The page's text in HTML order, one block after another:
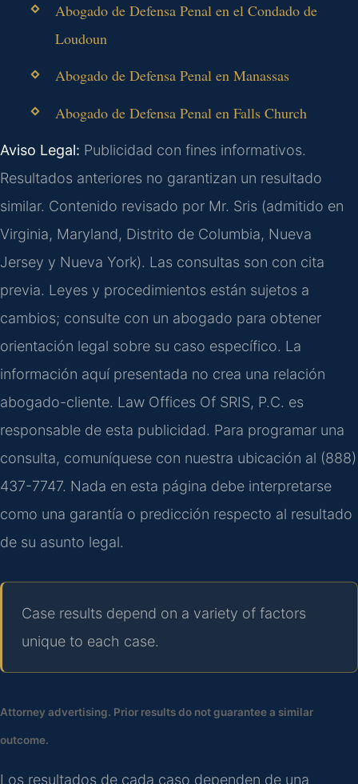
Abogado de Defensa Penal en el Condado de
Loudoun
Abogado de Defensa Penal en Manassas
Abogado de Defensa Penal en Falls Church
Aviso Legal: Publicidad con fines informativos.
Resultados anteriores no garantizan un resultado
similar. Contenido revisado por Mr. Sris (admitido en
Virginia, Maryland, Distrito de Columbia, Nueva
Jersey y Nueva York). Las consultas son con cita
previa. Leyes y procedimientos están sujetos a
cambios; consulte con un abogado para obtener
orientación legal sobre su caso específico. La
información aquí presentada no crea una relación
abogado-cliente. Law Offices Of SRIS, P.C. es
responsable de esta publicidad. Para programar una
consulta, comuníquese con nuestra ubicación al (888)
437-7747. Nada en esta página debe interpretarse
como una garantía o predicción respecto al resultado
de su asunto legal.
Case results depend on a variety of factors
unique to each case.
Attorney advertising. Prior results do not guarantee a similar
outcome.
Los resultados de cada caso dependen de una